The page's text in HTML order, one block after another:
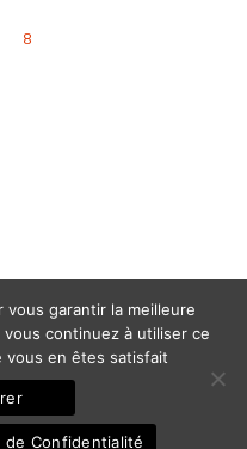
8
garantir la meilleure
continuez à utiliser ce
vous en êtes satisfait
de Confidentialité